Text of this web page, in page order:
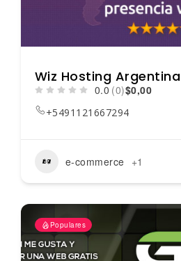
Wiz Hosting Argentina
0.0 (0)$0,00
+5491121667294
e-commerce +1
Populares